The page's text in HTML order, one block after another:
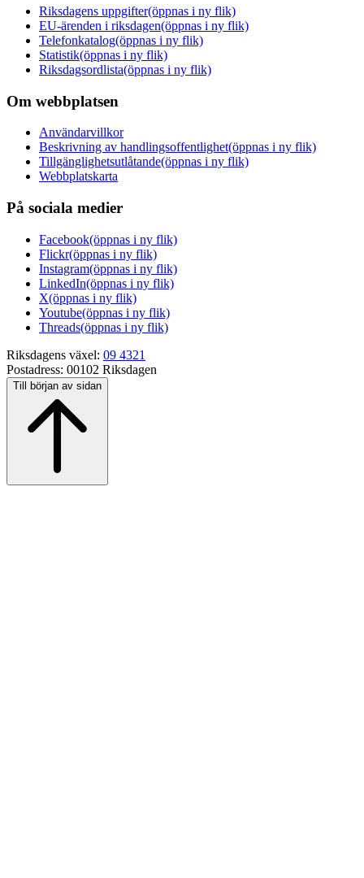
Riksdagens uppgifter(öppnas i ny flik)
EU-ärenden i riksdagen(öppnas i ny flik)
Telefonkatalog(öppnas i ny flik)
Statistik(öppnas i ny flik)
Riksdagsordlista(öppnas i ny flik)
Om webbplatsen
Användarvillkor
Beskrivning av handlingsoffentlighet(öppnas i ny flik)
Tillgänglighetsutlåtande(öppnas i ny flik)
Webbplatskarta
På sociala medier
Facebook(öppnas i ny flik)
Flickr(öppnas i ny flik)
Instagram(öppnas i ny flik)
LinkedIn(öppnas i ny flik)
X(öppnas i ny flik)
Youtube(öppnas i ny flik)
Threads(öppnas i ny flik)
Riksdagens växel: 09 4321
Postadress: 00102 Riksdagen
Till början av sidan